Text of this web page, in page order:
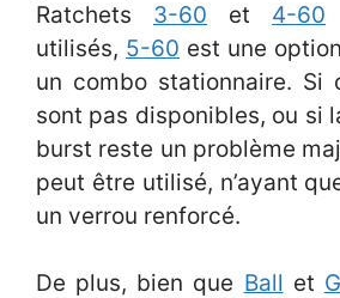
Ratchets 3-60 et 4-60
utilisés, 5-60 est une
un combo stationnaire. Si
sont pas disponibles, ou si
burst reste un problème
peut être utilisé, n’ayant
un verrou renforcé.
De plus, bien que Ball et